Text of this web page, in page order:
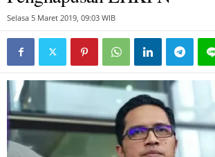
Selasa 5 Maret 2019, 09:03 WIB